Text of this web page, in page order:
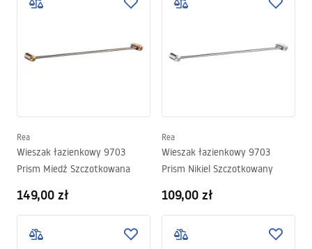
Rea
Wieszak łazienkowy 9703
Prism Miedź Szczotkowana
149,00 zł
Rea
Wieszak łazienkowy 9703
Prism Nikiel Szczotkowany
109,00 zł